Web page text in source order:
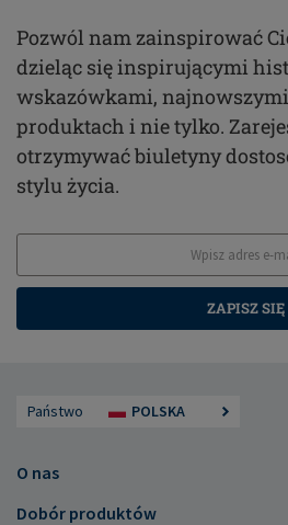
Pozwól nam zainspirować
dzieląc się inspirującymi
wskazówkami,
produktach i nie tylko.
otrzymywać biuletyny
stylu życia.
ZAPISZ SIĘ
Państwo POLSKA
O nas
Dobór produktów